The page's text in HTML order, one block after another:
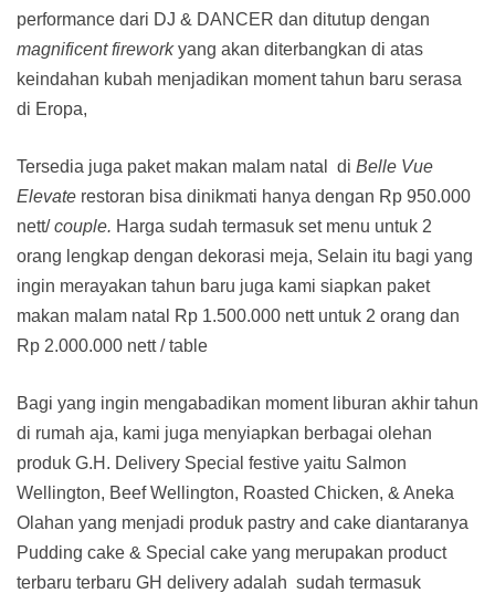
performance dari DJ & DANCER dan ditutup dengan
magnificent fireworkyang akan diterbangkan di atas
keindahan kubah menjadikan moment tahun baru serasa
di Eropa,
Tersedia juga paket makan malam natal di Belle Vue
Elevate restoran bisa dinikmati hanya dengan Rp 950.000
nett/ couple. Harga sudah termasuk set menu untuk 2
orang lengkap dengan dekorasi meja, Selain itu bagi yang
ingin merayakan tahun baru juga kami siapkan paket
makan malam natal Rp 1.500.000 nett untuk 2 orang dan
Rp 2.000.000 nett / table
Bagi yang ingin mengabadikan moment liburan akhir tahun
di rumah aja, kami juga menyiapkan berbagai olehan
produk G.H. Delivery Special festive yaitu Salmon
Wellington, Beef Wellington, Roasted Chicken, & Aneka
Olahan yang menjadi produk pastry and cake diantaranya
Pudding cake & Special cake yang merupakan product
terbaru terbaru GH delivery adalah sudah termasuk